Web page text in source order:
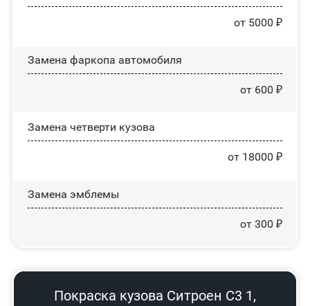
от 5000 ₽
Замена фаркопа автомобиля
от 600 ₽
Замена четверти кузова
от 18000 ₽
Замена эмблемы
от 300 ₽
Покраска кузова Ситроен С3 1,